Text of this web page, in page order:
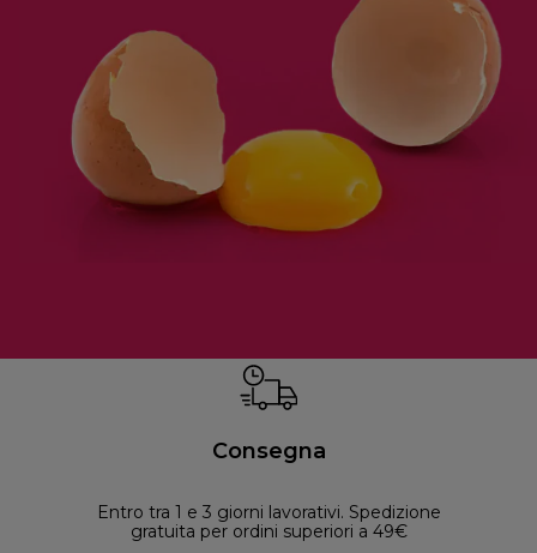
Consegna
Entro tra 1 e 3 giorni lavorativi. Spedizione
gratuita per ordini superiori a 49€